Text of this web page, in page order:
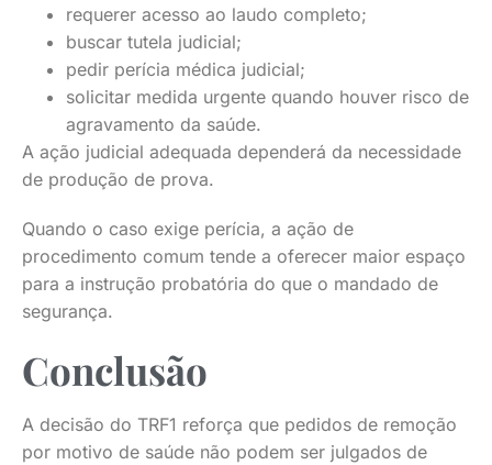
requerer acesso ao laudo completo;
buscar tutela judicial;
pedir perícia médica judicial;
solicitar medida urgente quando houver risco de
agravamento da saúde.
A ação judicial adequada dependerá da necessidade
de produção de prova.
Quando o caso exige perícia, a ação de
procedimento comum tende a oferecer maior espaço
para a instrução probatória do que o mandado de
segurança.
Conclusão
A decisão do TRF1 reforça que pedidos de remoção
por motivo de saúde não podem ser julgados de